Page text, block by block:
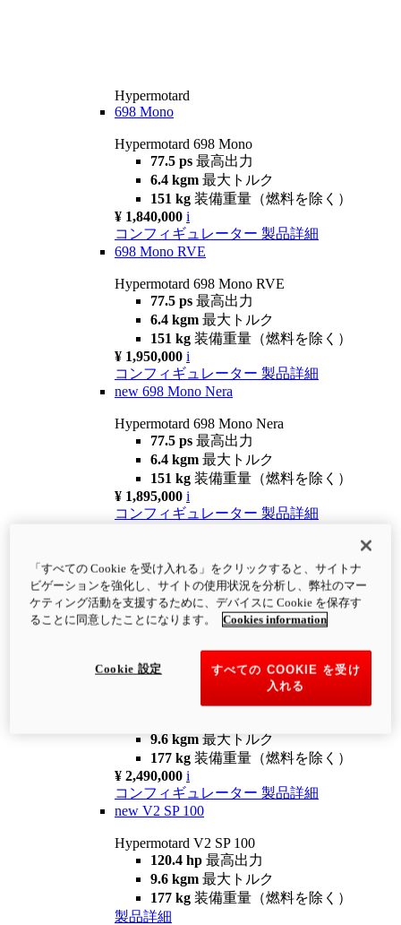
Hypermotard
698 Mono
Hypermotard 698 Mono
77.5 ps 最高出力
6.4 kgm 最大トルク
151 kg 装備重量（燃料を除く）
¥ 1,840,000 i
コンフィギュレーター 製品詳細
698 Mono RVE
Hypermotard 698 Mono RVE
77.5 ps 最高出力
6.4 kgm 最大トルク
151 kg 装備重量（燃料を除く）
¥ 1,950,000 i
コンフィギュレーター 製品詳細
new 698 Mono Nera
Hypermotard 698 Mono Nera
77.5 ps 最高出力
6.4 kgm 最大トルク
151 kg 装備重量（燃料を除く）
¥ 1,895,000 i
コンフィギュレーター 製品詳細
Hypermotard V2
120.4 hp最高出力
9.6 kgm最大トルク
180 kg装備重量（燃料を除く）
コンフィギュレーター 製品詳細
newV2 SP
Hypermotard V2 SP
9.6 kgm 最大トルク
177 kg 装備重量（燃料を除く）
¥ 2,490,000 i
コンフィギュレーター 製品詳細
new V2 SP 100
Hypermotard V2 SP 100
120.4 hp 最高出力
9.6 kgm 最大トルク
177 kg 装備重量（燃料を除く）
製品詳細
「すべての Cookie を受け入れる」をクリックすると、サイトナ
ビゲーションを強化し、サイトの使用状況を分析し、弊社のマー
ケティング活動を支援するために、デバイスに Cookie を保存す
ることに同意したことになります。
Cookies information
すべての COOKIE を受け
入れる
Cookie 設定